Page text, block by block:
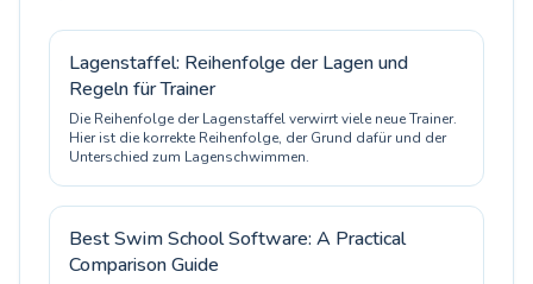
Lagenstaffel: Reihenfolge der Lagen und
Regeln für Trainer
Die Reihenfolge der Lagenstaffel verwirrt viele neue Trainer.
Hier ist die korrekte Reihenfolge, der Grund dafür und der
Unterschied zum Lagenschwimmen.
Best Swim School Software: A Practical
Comparison Guide